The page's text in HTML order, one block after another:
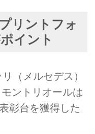
リントフォ
イント
（メルセデス）
ントリオールは
彰台を獲得した